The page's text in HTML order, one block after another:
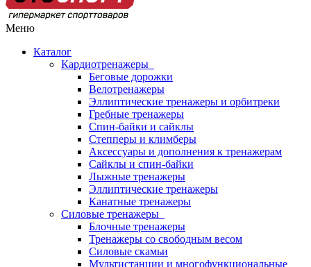
Меню
Каталог
Кардиотренажеры
Беговые дорожки
Велотренажеры
Эллиптические тренажеры и орбитреки
Гребные тренажеры
Спин-байки и сайклы
Степперы и климберы
Аксессуары и дополнения к тренажерам
Сайклы и спин-байки
Лыжные тренажеры
Эллиптические тренажеры
Канатные тренажеры
Силовые тренажеры
Блочные тренажеры
Тренажеры со свободным весом
Силовые скамьи
Мультистанции и многофункциональные